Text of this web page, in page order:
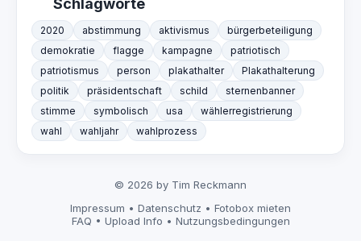
2020 abstimmung aktivismus
bürgerbeteiligung
demokratie
flagge kampagne
patriotisch
patriotismus
person plakathalter
Plakathalterung
politik
präsidentschaft schild
sternenbanner
stimme
symbolisch usa
wählerregistrierung
wahl
wahljahr wahlprozess
© 2026 by Tim Reckmann
Impressum • Datenschutz • Fotobox mieten
FAQ • Upload Info • Nutzungsbedingungen